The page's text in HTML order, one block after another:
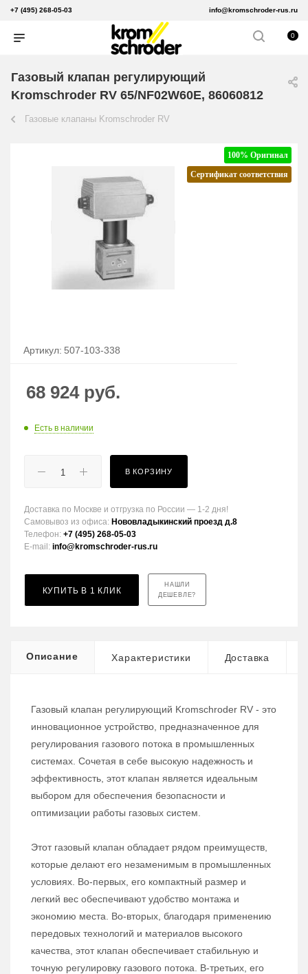
+7 (495) 268-05-03 info@kromschroder-rus.ru
0
Газовый клапан регулирующий
Kromschroder RV 65/NF02W60E, 86060812
Газовые клапаны Kromschroder RV
100% Оригинал
Сертификат соответствия
Артикул: 507-103-338
68 924руб.
Есть в наличии
В КОРЗИНУ
Доставка по Москве и отгрузка по России — 1-2 дня!
Самовывоз из офиса: Нововладыкинский проезд д.8
Телефон: +7 (495) 268-05-03
E-mail: info@kromschroder-rus.ru
КУПИТЬ В 1 КЛИК
НАШЛИ
ДЕШЕВЛЕ?
Описание Характеристики Доставка
Газовый клапан регулирующий Kromschroder RV - это
инновационное устройство, предназначенное для
регулирования газового потока в промышленных
системах. Сочетая в себе высокую надежность и
эффективность, этот клапан является идеальным
выбором для обеспечения безопасности и
оптимизации работы газовых систем.
Этот газовый клапан обладает рядом преимуществ,
которые делают его незаменимым в промышленных
условиях. Во-первых, его компактный размер и
легкий вес обеспечивают удобство монтажа и
экономию места. Во-вторых, благодаря применению
передовых технологий и материалов высокого
качества, этот клапан обеспечивает стабильную и
точную регулировку газового потока. В-третьих, его